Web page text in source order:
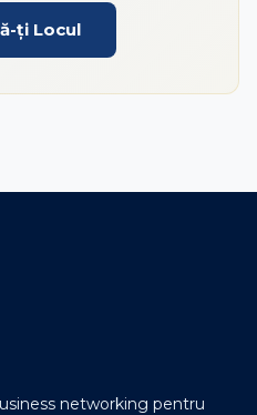
ți Locul
networking pentru